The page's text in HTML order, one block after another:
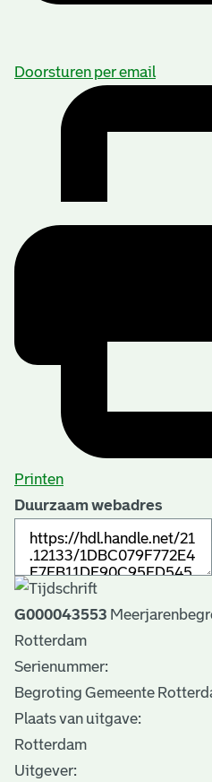
Doorsturen per email
Printen
Duurzaam webadres
G000043553
Rotterdam
Serienummer:
Begroting Gemeente
Plaats van uitgave:
Rotterdam
Uitgever: